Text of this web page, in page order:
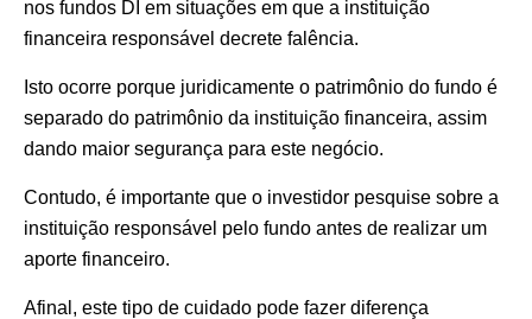
nos fundos DI em situações em que a instituição
financeira responsável decrete falência.
Isto ocorre porque juridicamente o patrimônio do fundo é
separado do patrimônio da instituição financeira, assim
dando maior segurança para este negócio.
Contudo, é importante que o investidor pesquise sobre a
instituição responsável pelo fundo antes de realizar um
aporte financeiro.
Afinal, este tipo de cuidado pode fazer diferença